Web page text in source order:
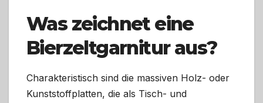
Was zeichnet eine
Bierzeltgarnitur aus?
Charakteristisch sind die massiven Holz- oder
Kunststoffplatten, die als Tisch- und